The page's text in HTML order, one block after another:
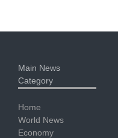
Main News
Category
Home
World News
Economy